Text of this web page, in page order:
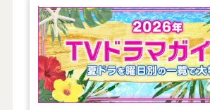
【2026年夏】TVドラマガイド